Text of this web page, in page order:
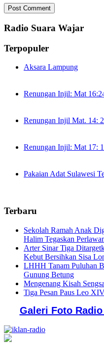
Radio Suara Wajar
Terpopuler
Aksara Lampung
Renungan Injil: Mat
Renungan Injil Mat. 14:
Renungan Injil: Mat 17:
Pakaian Adat Sulawesi
Terbaru
Sekolah Ramah Anak
Halim Tegaskan
Arter Sinar Tiga
Kebut Bersihkan Sisa
LHHH Tanam Puluhan
Gunung Betung
Mengenang Kisah
Tiga Pesan Paus Leo
Galeri Foto